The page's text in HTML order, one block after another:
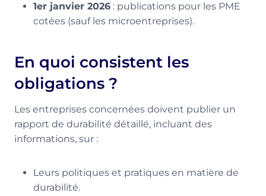
1er janvier 2026 : publications pour les PME
cotées (sauf les microentreprises).
En quoi consistent les
obligations ?
Les entreprises concernées doivent publier un
rapport de durabilité détaillé, incluant des
informations, sur :
Leurs politiques et pratiques en matière de
durabilité.